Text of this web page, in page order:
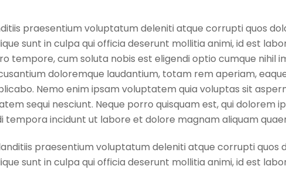
praesentium voluptatum deleniti atque corrupti quos
sunt in culpa qui officia deserunt mollitia animi, id est
tempore, cum soluta nobis est eligendi optio cumque nihil
doloremque laudantium, totam rem aperiam,
Nemo enim ipsam voluptatem quia voluptas sit
sequi nesciunt. Neque porro quisquam est, qui dolorem
tempora incidunt ut labore et dolore magnam aliquam
praesentium voluptatum deleniti atque corrupti quos
sunt in culpa qui officia deserunt mollitia animi, id est